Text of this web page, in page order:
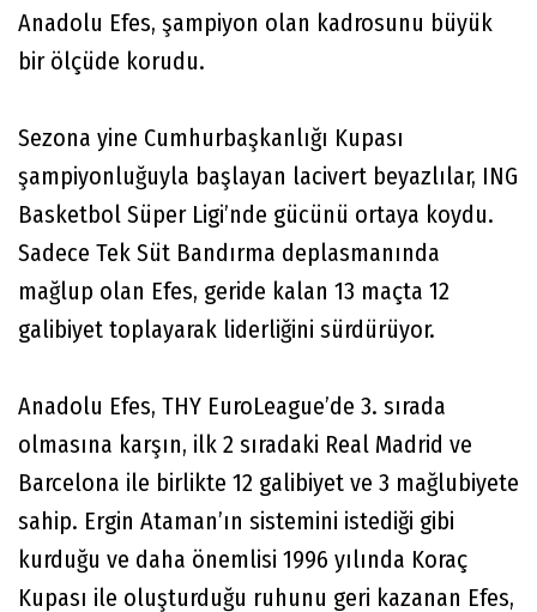
Anadolu Efes, şampiyon olan kadrosunu büyük
bir ölçüde korudu.
Sezona yine Cumhurbaşkanlığı Kupası
şampiyonluğuyla başlayan lacivert beyazlılar, ING
Basketbol Süper Ligi’nde gücünü ortaya koydu.
Sadece Tek Süt Bandırma deplasmanında
mağlup olan Efes, geride kalan 13 maçta 12
galibiyet toplayarak liderliğini sürdürüyor.
Anadolu Efes, THY EuroLeague’de 3. sırada
olmasına karşın, ilk 2 sıradaki Real Madrid ve
Barcelona ile birlikte 12 galibiyet ve 3 mağlubiyete
sahip. Ergin Ataman’ın sistemini istediği gibi
kurduğu ve daha önemlisi 1996 yılında Koraç
Kupası ile oluşturduğu ruhunu geri kazanan Efes,